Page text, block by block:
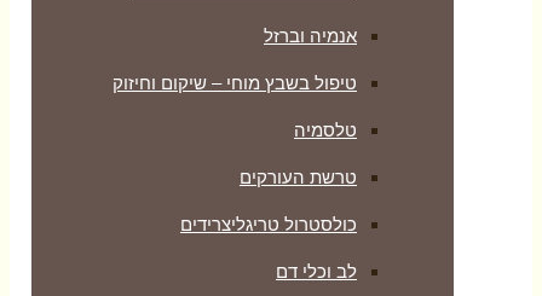
אנמיה וברזל
טיפול בשבץ מוחי – שיקום וחיזוק
טלסמיה
טרשת העורקים
כולסטרול טריגליצרידים
לב וכלי דם